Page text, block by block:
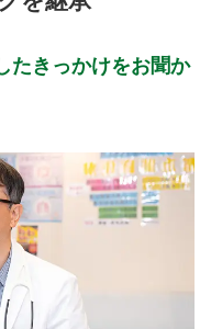
たきっかけをお聞か